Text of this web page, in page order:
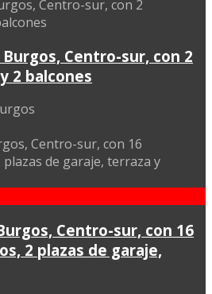
Centro-sur, con 2
2 balcones
Centro-sur, con 16
2 plazas de garaje,